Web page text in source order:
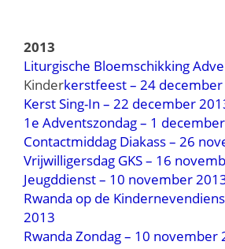
2013
Liturgische Bloemschikking
Kinderkerstfeest – 24
Kerst Sing-In – 22 december
1e Adventszondag – 1
Contactmiddag Diakass – 26
Vrijwilligersdag GKS – 16
Jeugddienst – 10 november
Rwanda op de
2013
Rwanda Zondag – 10 november